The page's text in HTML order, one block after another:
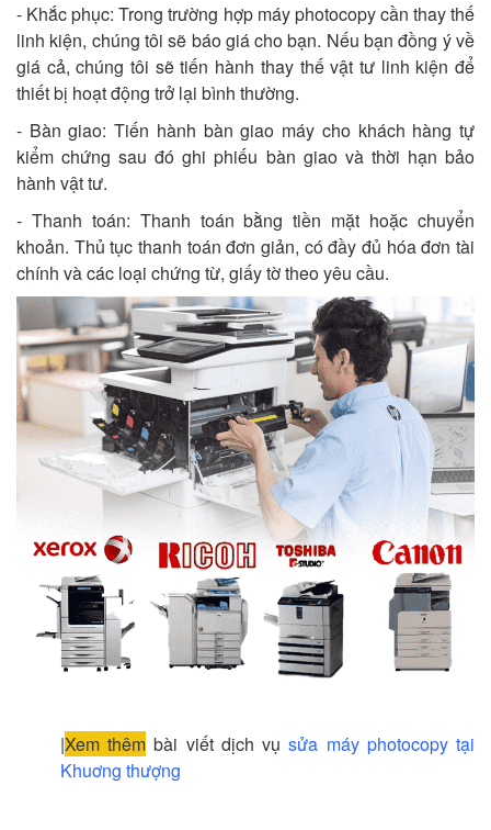
- Khắc phục: Trong trường hợp máy photocopy cần thay thế
linh kiện, chúng tôi sẽ báo giá cho bạn. Nếu bạn đồng ý về
giá cả, chúng tôi sẽ tiến hành thay thế vật tư linh kiện để
thiết bị hoạt động trở lại bình thường.
- Bàn giao: Tiến hành bàn giao máy cho khách hàng tự
kiểm chứng sau đó ghi phiếu bàn giao và thời hạn bảo
hành vật tư.
- Thanh toán: Thanh toán bằng tiền mặt hoặc chuyển
khoản. Thủ tục thanh toán đơn giản, có đầy đủ hóa đơn tài
chính và các loại chứng từ, giấy tờ theo yêu cầu.
|Xem thêm bài viết dịch vụsửa máy photocopy tại
Khuơng thượng